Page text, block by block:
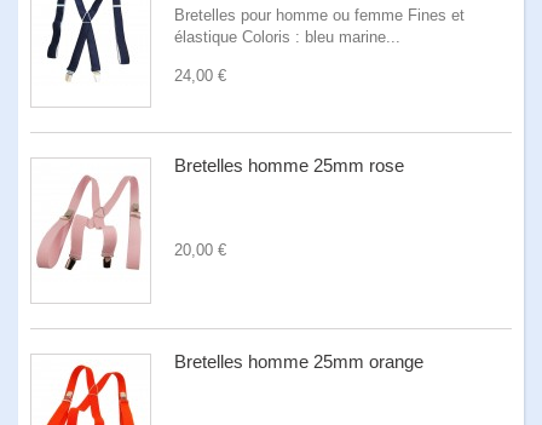
Bretelles pour homme ou femme Fines et
élastique Coloris : bleu marine...
24,00 €
Bretelles homme 25mm rose
20,00 €
Bretelles homme 25mm orange